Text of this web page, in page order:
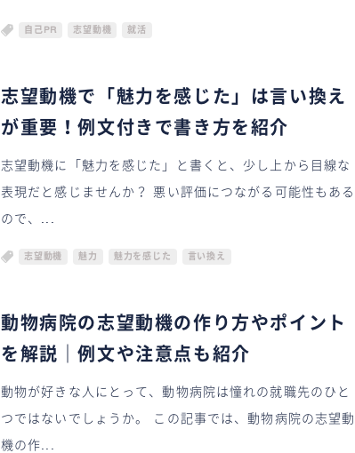
自己PR 志望動機 就活
志望動機で「魅力を感じた」は言い換え
が重要！例文付きで書き方を紹介
志望動機に「魅力を感じた」と書くと、少し上から目線な
表現だと感じませんか？ 悪い評価につながる可能性もある
ので、...
志望動機 魅力 魅力を感じた 言い換え
動物病院の志望動機の作り方やポイント
を解説｜例文や注意点も紹介
動物が好きな人にとって、動物病院は憧れの就職先のひと
つではないでしょうか。 この記事では、動物病院の志望動
機の作...